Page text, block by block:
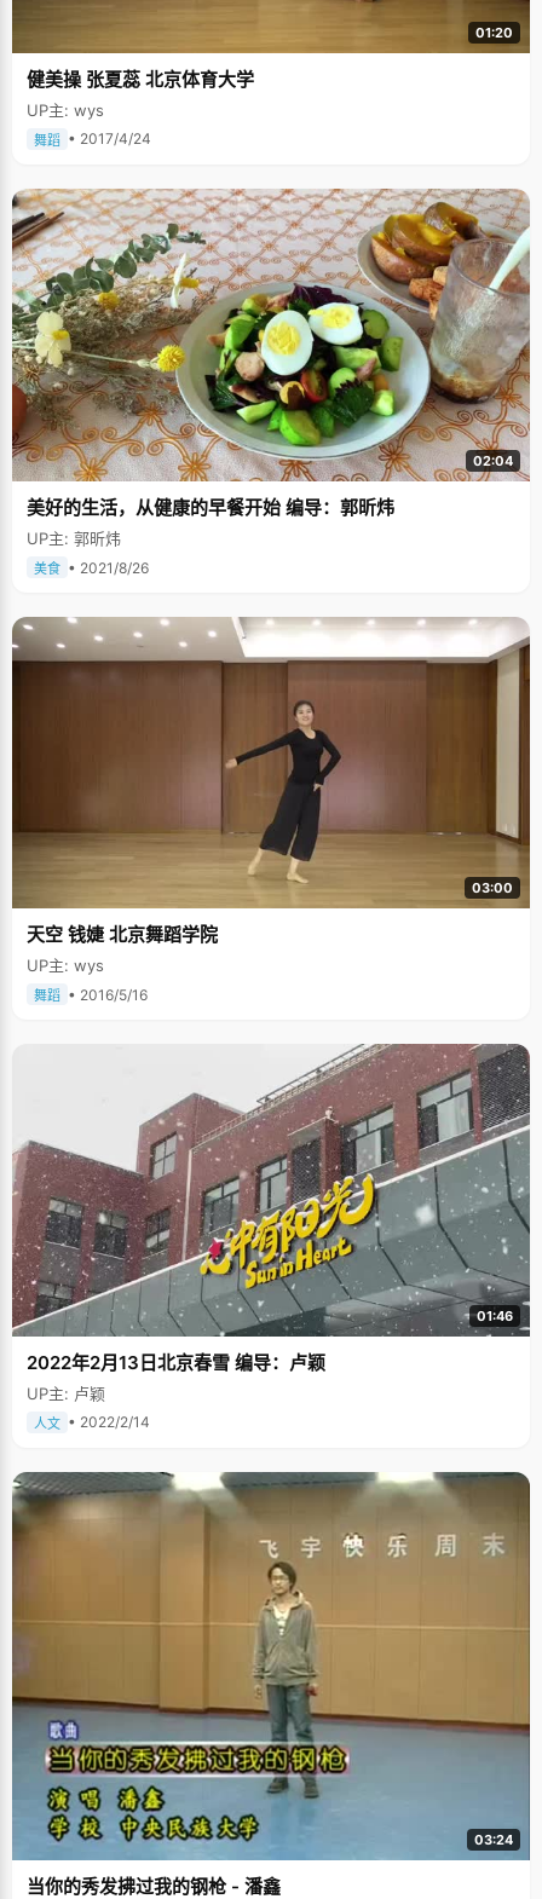
01:20
健美操 张夏蕊 北京体育大学
UP主: wys
舞蹈 • 2017/4/24
02:04
美好的生活，从健康的早餐开始 编导：郭昕炜
UP主: 郭昕炜
美食 • 2021/8/26
03:00
天空 钱婕 北京舞蹈学院
UP主: wys
舞蹈 • 2016/5/16
01:46
2022年2月13日北京春雪 编导：卢颖
UP主: 卢颖
人文 • 2022/2/14
03:24
当你的秀发拂过我的钢枪 - 潘鑫